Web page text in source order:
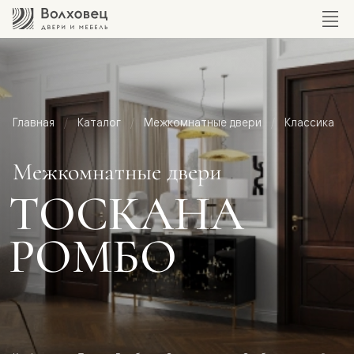
Главная Каталог Межкомнатные двери Классика
Межкомнатные двери
ТОСКАНА
РОМБО